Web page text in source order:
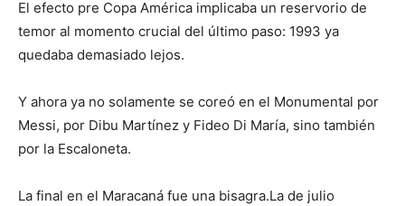
El efecto pre Copa América implicaba un reservorio de
temor al momento crucial del último paso: 1993 ya
quedaba demasiado lejos.
Y ahora ya no solamente se coreó en el Monumental por
Messi, por Dibu Martínez y Fideo Di María, sino también
por la Escaloneta.
La final en el Maracaná fue una bisagra.La de julio